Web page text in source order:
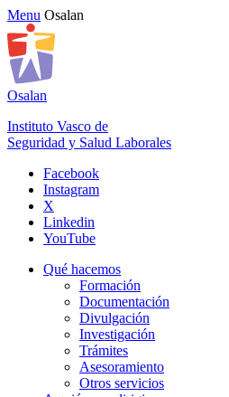
Menu Osalan
Osalan
Instituto Vasco de
Seguridad y Salud Laborales
Facebook
Instagram
X
Linkedin
YouTube
Qué hacemos
Formación
Documentación
Divulgación
Investigación
Trámites
Asesoramiento
Otros servicios